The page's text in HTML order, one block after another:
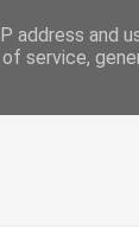
address and
service,